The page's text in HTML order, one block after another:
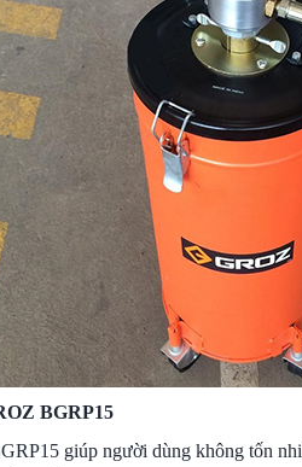
BGRP15
giúp người dùng không tốn